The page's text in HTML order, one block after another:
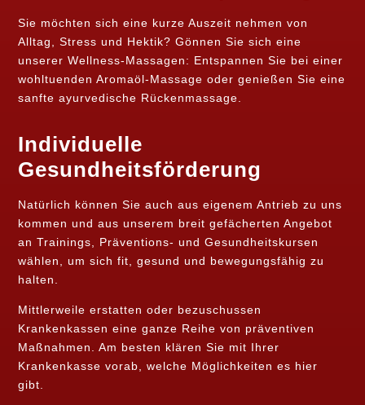
Sie möchten sich eine kurze Auszeit nehmen von
Alltag, Stress und Hektik? Gönnen Sie sich eine
unserer Wellness-Massagen: Entspannen Sie bei einer
wohltuenden Aromaöl-Massage oder genießen Sie eine
sanfte ayurvedische Rückenmassage.
Individuelle
Gesundheitsförderung
Natürlich können Sie auch aus eigenem Antrieb zu uns
kommen und aus unserem breit gefächerten Angebot
an Trainings, Präventions- und Gesundheitskursen
wählen, um sich fit, gesund und bewegungsfähig zu
halten.
Mittlerweile erstatten oder bezuschussen
Krankenkassen eine ganze Reihe von präventiven
Maßnahmen. Am besten klären Sie mit Ihrer
Krankenkasse vorab, welche Möglichkeiten es hier
gibt.